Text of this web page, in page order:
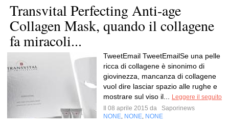
Transvital Perfecting Anti-age
Collagen Mask, quando il collagene
fa miracoli...
TweetEmail TweetEmailSe una pelle
ricca di collagene è sinonimo di
giovinezza, mancanza di collagene
vuol dire lasciar spazio alle rughe e
mostrare sul viso il...
Leggere il seguito
Il 08 aprile 2015 da
Saporinews
NONE NONE NONE